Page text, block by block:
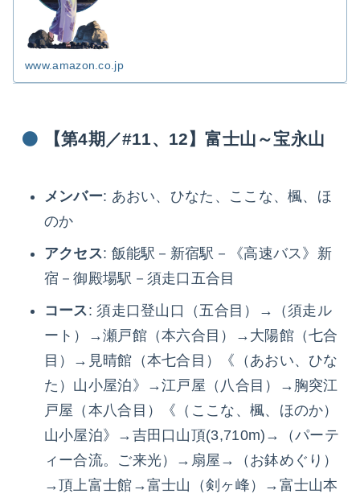
www.amazon.co.jp
【第4期／#11、12】富士山～宝永山
メンバー: あおい、ひなた、ここな、楓、ほ
のか
アクセス: 飯能駅－新宿駅－《高速バス》新
宿－御殿場駅－須走口五合目
コース : 須走口登山口（五合目）→（須走ル
ート）→瀬戸館（本六合目）→大陽館（七合
目）→見晴館（本七合目）《（あおい、ひな
た）山小屋泊》→江戸屋（八合目）→胸突江
戸屋（本八合目）《（ここな、楓、ほのか）
山小屋泊》→吉田口山頂(3,710m)→（パーテ
ィー合流。ご来光）→扇屋→（お鉢めぐり）
→頂上富士館→富士山（剣ヶ峰）→富士山本